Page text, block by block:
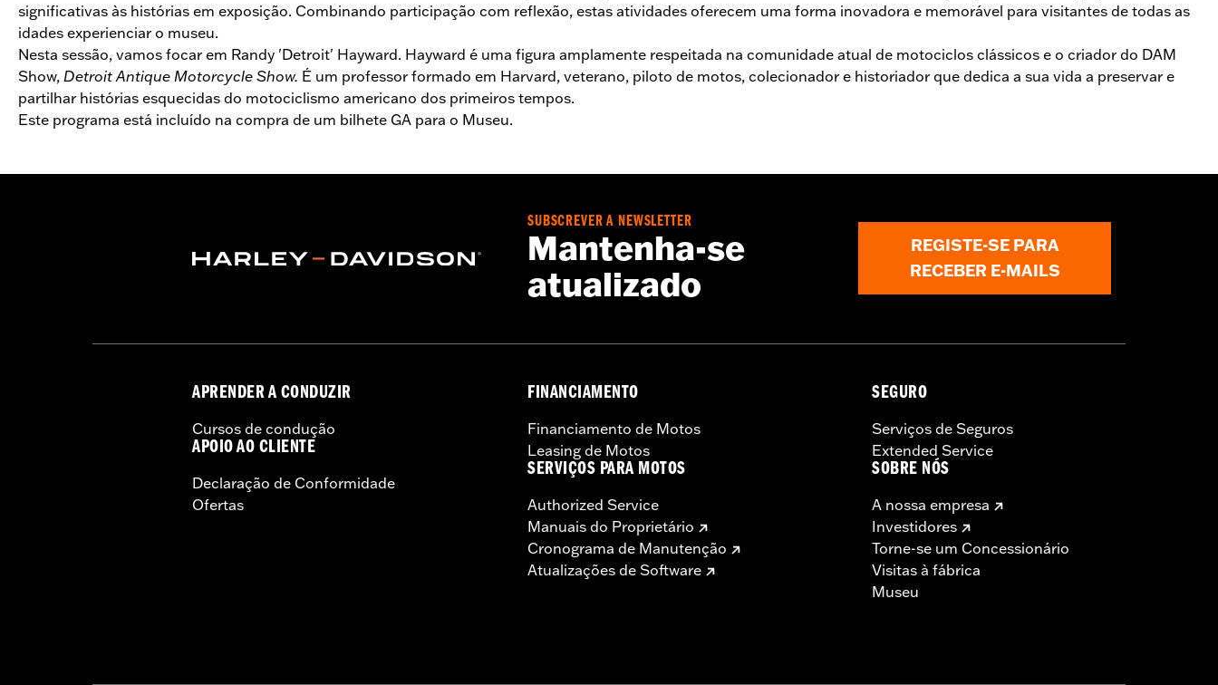
significativas às histórias em exposição. Combinando participação com reflexão, estas atividades oferecem uma forma inovadora e memorável para visitantes de todas as
idades experienciar o museu.
Nesta sessão, vamos focar em Randy 'Detroit' Hayward. Hayward é uma figura amplamente respeitada na comunidade atual de motociclos clássicos e o criador do DAM
Show, Detroit Antique Motorcycle Show. É um professor formado em Harvard, veterano, piloto de motos, colecionador e historiador que dedica a sua vida a preservar e
partilhar histórias esquecidas do motociclismo americano dos primeiros tempos.
Este programa está incluído na compra de um bilhete GA para o Museu.
SUBSCREVER A NEWSLETTER
Mantenha-se
atualizado
REGISTE-SE PARA
RECEBER E-MAILS
APRENDER A CONDUZIR
Cursos de condução
APOIO AO CLIENTE
Declaração de Conformidade
Ofertas
FINANCIAMENTO
Financiamento de Motos
Leasing de Motos
SERVIÇOS PARA MOTOS
Authorized Service
Manuais do Proprietário
Cronograma de Manutenção
Atualizações de Software
SEGURO
Serviços de Seguros
Extended Service
SOBRE NÓS
A nossa empresa
Investidores
Torne-se um Concessionário
Visitas à fábrica
Museu